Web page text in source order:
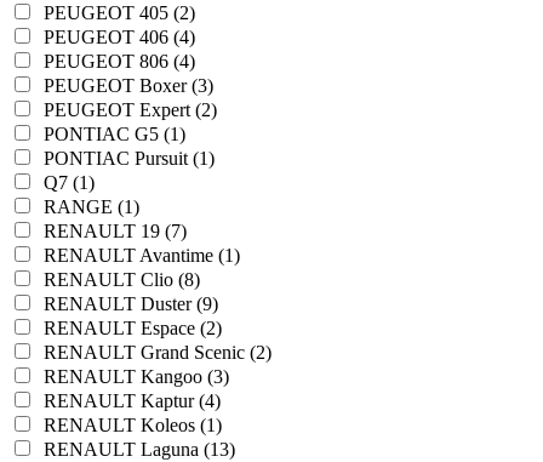
PEUGEOT 405 (2)
PEUGEOT 406 (4)
PEUGEOT 806 (4)
PEUGEOT Boxer (3)
PEUGEOT Expert (2)
PONTIAC G5 (1)
PONTIAC Pursuit (1)
Q7 (1)
RANGE (1)
RENAULT 19 (7)
RENAULT Avantime (1)
RENAULT Clio (8)
RENAULT Duster (9)
RENAULT Espace (2)
RENAULT Grand Scenic (2)
RENAULT Kangoo (3)
RENAULT Kaptur (4)
RENAULT Koleos (1)
RENAULT Laguna (13)